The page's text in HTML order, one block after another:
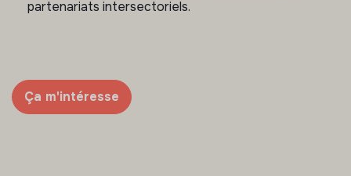
partenariats intersectoriels.
Ça m'intéresse